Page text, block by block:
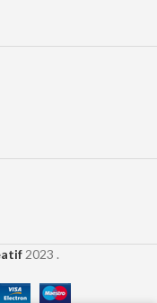
2023 .